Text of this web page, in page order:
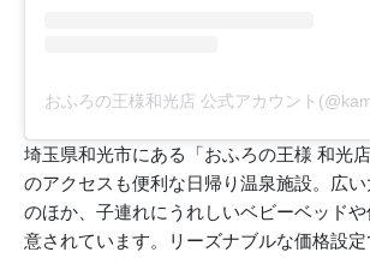
埼玉県和光市にある「おふろの王様 和光
のアクセスも便利な日帰り温泉施設。広
のほか、子連れにうれしいベビーベッド
意されています。リーズナブルな価格設